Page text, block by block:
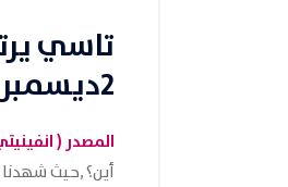
تاسي
2ديسمبر , ما السبب وإلى أين؟
المصدر (
أين؟ ,حيث